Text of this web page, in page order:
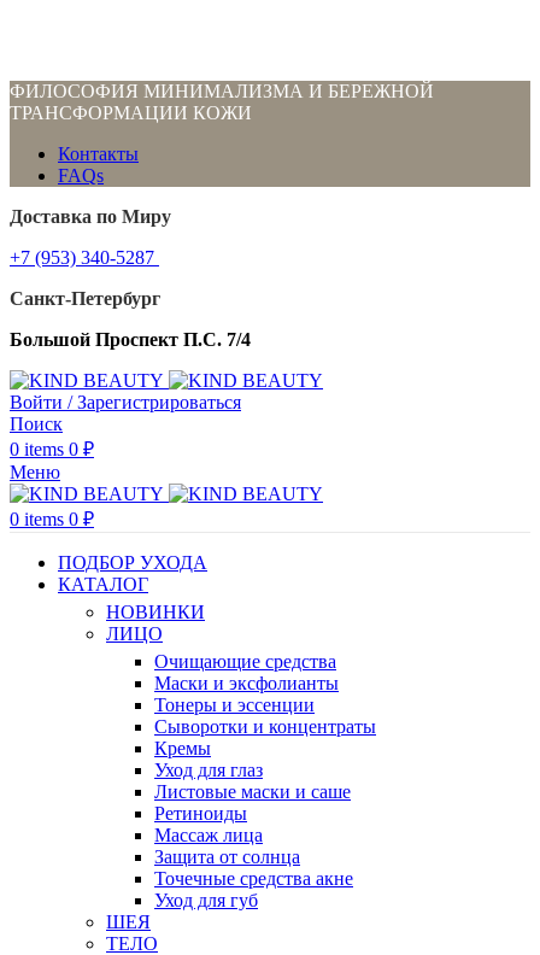
ФИЛОСОФИЯ МИНИМАЛИЗМА И БЕРЕЖНОЙ
ТРАНСФОРМАЦИИ КОЖИ
Контакты
FAQs
Доставка по Миру
+7 (953) 340-5287
Санкт-Петербург
Большой Проспект П.С. 7/4
Войти / Зарегистрироваться
Поиск
0 items 0 ₽
Меню
0 items 0 ₽
ПОДБОР УХОДА
КАТАЛОГ
НОВИНКИ
ЛИЦО
Очищающие средства
Маски и эксфолианты
Тонеры и эссенции
Сыворотки и концентраты
Кремы
Уход для глаз
Листовые маски и саше
Ретиноиды
Массаж лица
Защита от солнца
Точечные средства акне
Уход для губ
ШЕЯ
ТЕЛО